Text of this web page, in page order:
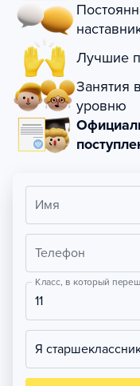
Лучшие
Занятия
уровню
Имя
Телефон
Класс, в который
11
Я